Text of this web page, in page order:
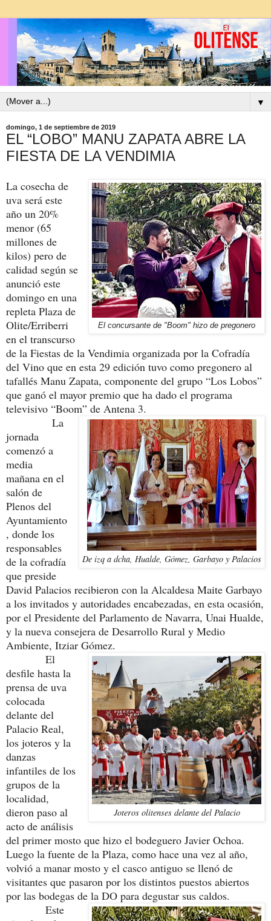
▼
domingo, 1 de septiembre de 2019
EL “LOBO” MANU ZAPATA ABRE LA
FIESTA DE LA VENDIMIA
El concursante de "Boom" hizo de pregonero
La cosecha de
uva será este
año un 20%
menor (65
millones de
kilos) pero de
calidad según se
anunció este
domingo en una
repleta Plaza de
Olite/Erriberri
en el transcurso
de la Fiestas de la Vendimia organizada por la Cofradía
del Vino que en esta 29 edición tuvo como pregonero al
tafallés Manu Zapata, componente del grupo “Los Lobos”
que ganó el mayor premio que ha dado el programa
televisivo “Boom” de Antena 3.
De izq a dcha, Hualde, Gómez, Garbayo y Palacios
La
jornada
comenzó a
media
mañana en el
salón de
Plenos del
Ayuntamiento
, donde los
responsables
de la cofradía
que preside
David Palacios recibieron con la Alcaldesa Maite Garbayo
a los invitados y autoridades encabezadas, en esta ocasión,
por el Presidente del Parlamento de Navarra, Unai Hualde,
y la nueva consejera de Desarrollo Rural y Medio
Ambiente, Itziar Gómez.
Joteros olitenses delante del Palacio
El
desfile hasta la
prensa de uva
colocada
delante del
Palacio Real,
los joteros y la
danzas
infantiles de los
grupos de la
localidad,
dieron paso al
acto de análisis
del primer mosto que hizo el bodeguero Javier Ochoa.
Luego la fuente de la Plaza, como hace una vez al año,
volvió a manar mosto y el casco antiguo se llenó de
visitantes que pasaron por los distintos puestos abiertos
por las bodegas de la DO para degustar sus caldos.
Este